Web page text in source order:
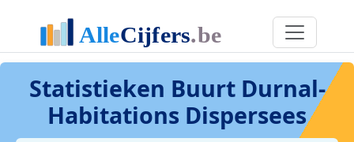
Statistieken Buurt Durnal-
Habitations Dispersees